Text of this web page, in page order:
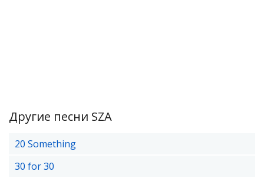
Другие песни SZA
20 Something
30 for 30